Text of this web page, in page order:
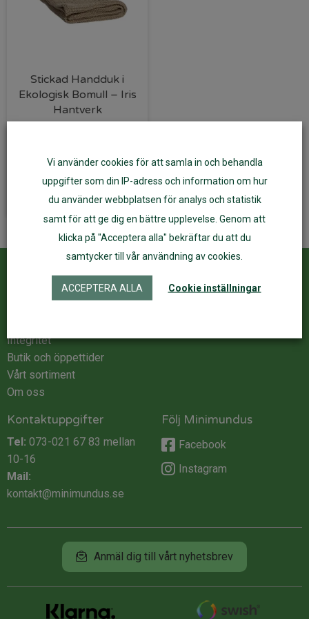
Stickad Handduk i
Ekologisk Bomull – Iris
Hantverk
Lägg till i varukorg
Kundservice
Integritet
Butik och öppettider
Vårt sortiment
Om oss
ÅF Login
Kontaktuppgifter
Tel: 073-021 67 83 mellan
10-16
Mail:
kontakt@minimundus.se
Följ Minimundus
Facebook
Instagram
Anmäl dig till vårt nyhetsbrev
Vi använder cookies för att samla in och behandla
uppgifter som din IP-adress och information om hur
du använder webbplatsen för analys och statistik
samt för att ge dig en bättre upplevelse. Genom att
klicka på "Acceptera alla" bekräftar du att du
samtycker till vår användning av cookies.
ACCEPTERA ALLA Cookie inställningar